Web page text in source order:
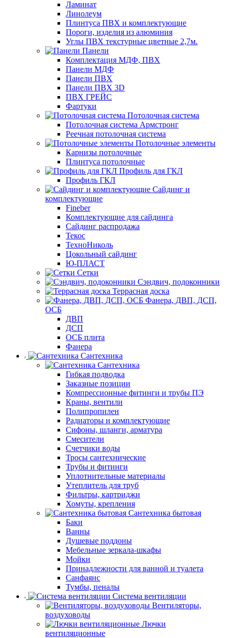
Ламинат
Линолеум
Плинтуса ПВХ и комплектующие
Пороги, изделия из алюминия
Углы ПВХ текстурные цветные 2,7м.
Панели
Комплектация МДФ, ПВХ
Панели МДФ
Панели ПВХ
Панели ПВХ 3D
ПВХ ГРЕЙС
Фартуки
Потолочная система
Потолочная система Армстронг
Реечная потолочная система
Потолочные элементы
Карнизы потолочные
Плинтуса потолочные
Профиль для ГКЛ
Профиль ГКЛ
Сайдинг и
комплектующие
Fineber
Комплектующие для сайдинга
Сайдинг распродажа
Текос
ТехноНиколь
Цокольный сайдинг
Ю-ПЛАСТ
Сетки
Сэндвич, подоконники
Террасная доска
Фанера, ДВП, ДСП,
ОСБ
ДВП
ДСП
ОСБ плита
Фанера
Сантехника
Сантехника
Гибкая подводка
Заказные позиции
Компрессионные фитинги и трубы ПЭ
Краны, вентили
Полипропилен
Радиаторы и комплектующие
Сифоны, шланги, арматура
Смесители
Счетчики воды
Тросы сантехнические
Трубы и фитинги
Уплотнительные материалы
Утеплитель для труб
Фильтры, картриджи
Хомуты, крепления
Сантехника бытовая
Баки
Ванны
Душевые поддоны
Мебельные зеркала-шкафы
Мойки
Принадлежности для ванной и туалета
Санфаянс
Тумбы, пеналы
Система вентиляции
Вентиляторы,
воздуховоды
Лючки
вентиляционные